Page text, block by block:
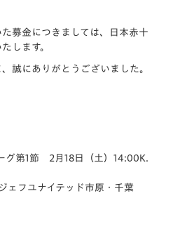
募金につきましては、日本赤十
します。
誠にありがとうございました。
グ第1節 2月18日（土）14:00K.
ェフユナイテッド市原・千葉